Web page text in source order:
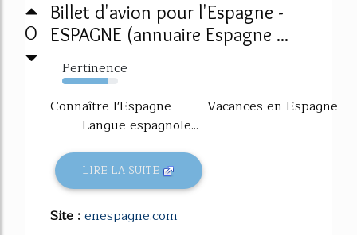
0
Billet d'avion pour l'Espagne -
ESPAGNE (annuaire Espagne ...
Pertinence
82%
Connaître l'Espagne Vacances en Espagne
Langue espagnole...
LIRE LA SUITE
Site :enespagne.com